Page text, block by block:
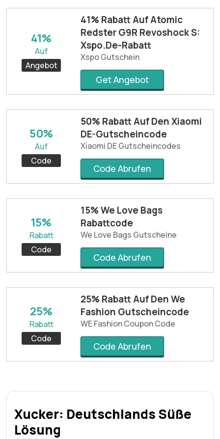
41%
Auf
Angebot
41% Rabatt Auf Atomic
Redster G9R Revoshock S:
Xspo.De-Rabatt
Xspo Gutschein
Get Angebot
50%
Auf
Code
50% Rabatt Auf Den Xiaomi
DE-Gutscheincode
Xiaomi DE Gutscheincodes
Code Abrufen
15%
Rabatt
Code
15% We Love Bags
Rabattcode
We Love Bags Gutscheine
Code Abrufen
25%
Rabatt
Code
25% Rabatt Auf Den We
Fashion Gutscheincode
WE Fashion Coupon Code
Code Abrufen
Xucker: Deutschlands Süße
Lösung